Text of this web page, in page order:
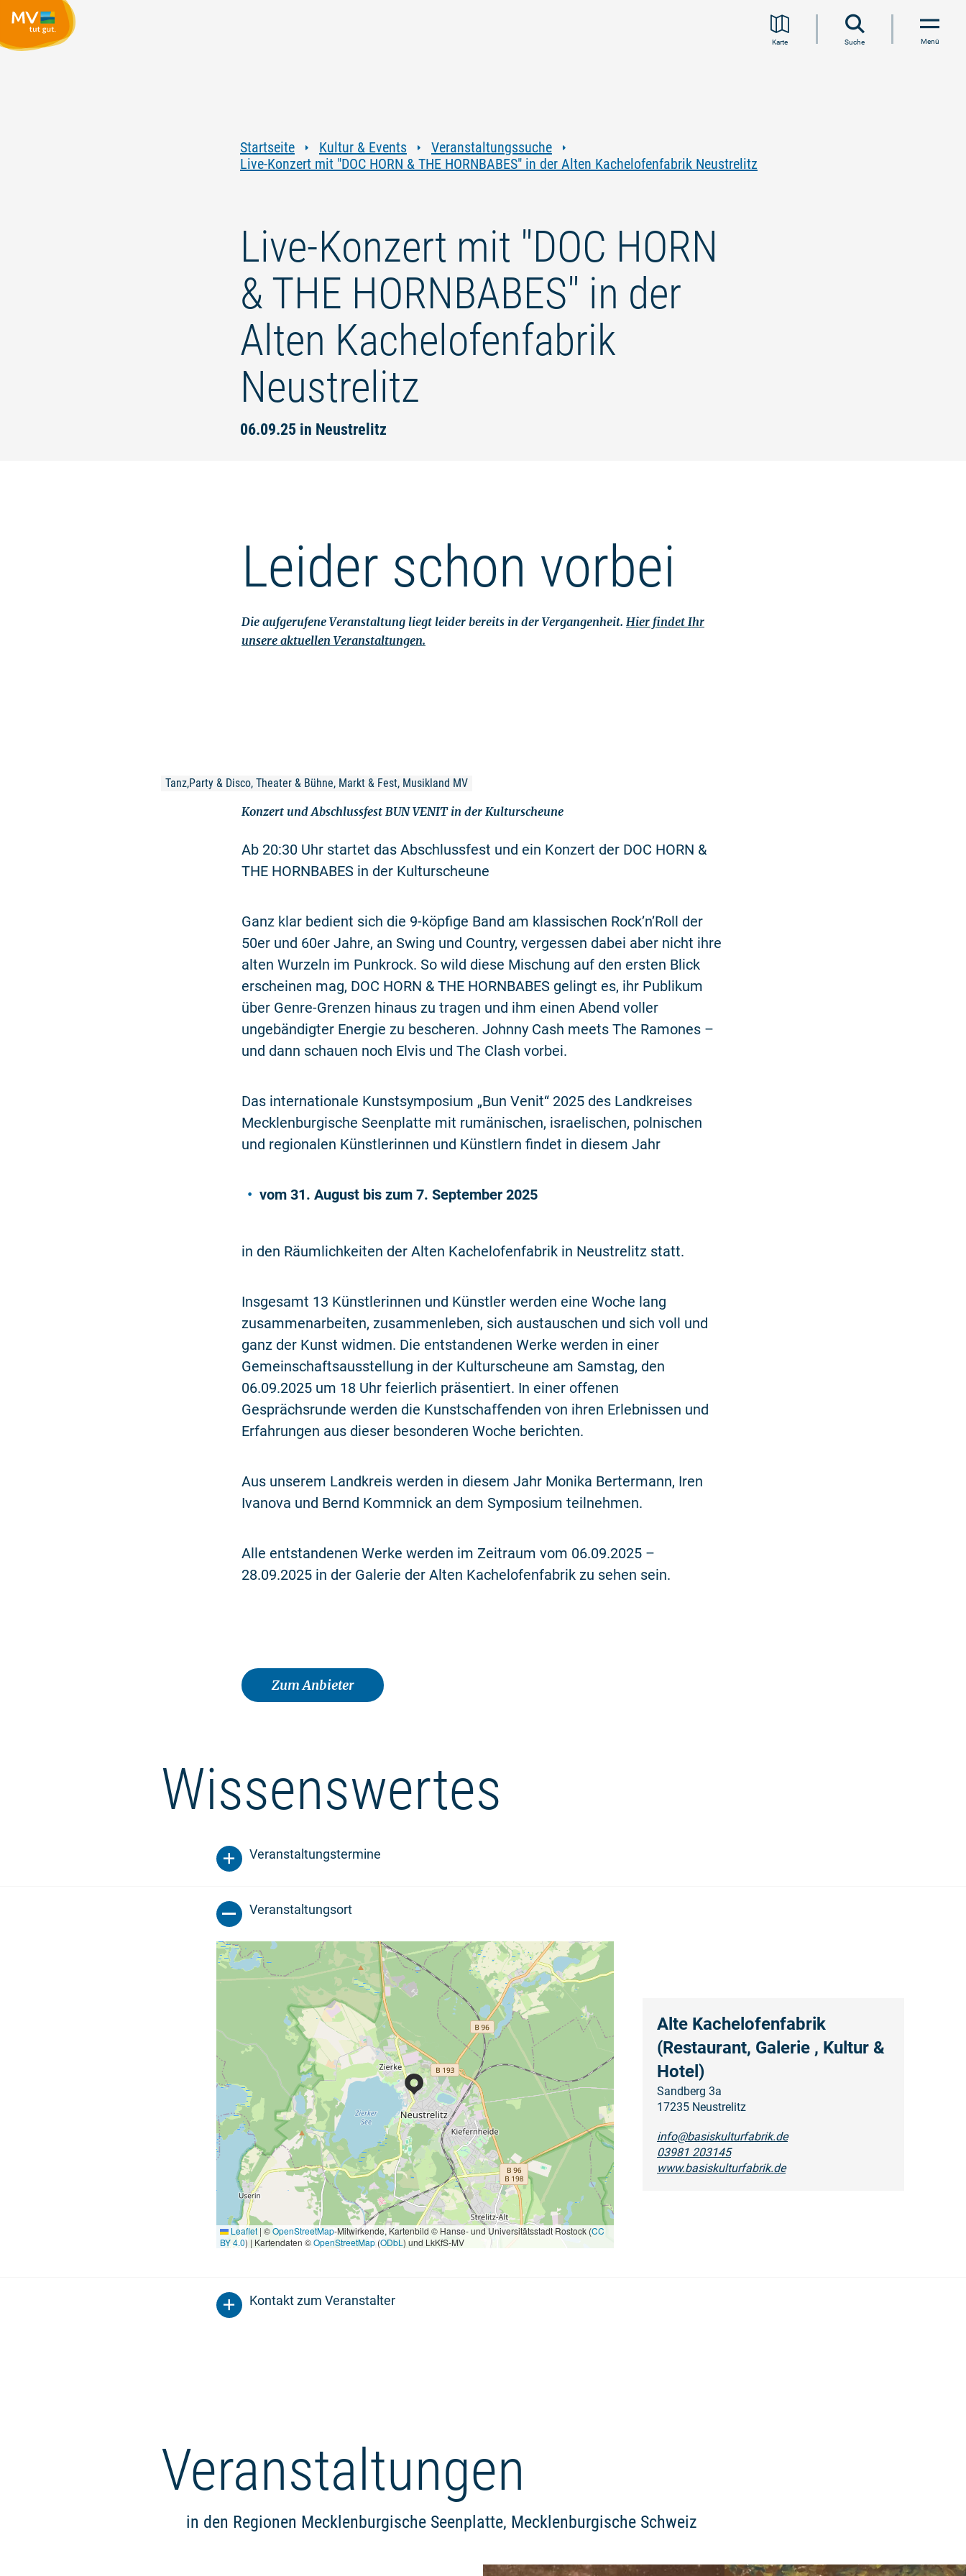
Karte Suche Menü
Startseite Kultur & Events
Veranstaltungssuche
Live-Konzert mit "DOC HORN & THE HORNBABES" in der Alten Kachelofenfabrik Neustrelitz
Live-Konzert mit "DOC HORN
& THE HORNBABES" in der
Alten Kachelofenfabrik
Neustrelitz
06.09.25 in Neustrelitz
Leider schon vorbei
Die aufgerufene Veranstaltung liegt leider bereits in der Vergangenheit. Hier findet Ihr
unsere aktuellen Veranstaltungen.
Tanz,Party & Disco, Theater & Bühne, Markt & Fest, Musikland MV
Konzert und Abschlussfest BUN VENIT in der Kulturscheune
Ab 20:30 Uhr startet das Abschlussfest und ein Konzert der DOC HORN &
THE HORNBABES in der Kulturscheune
Ganz klar bedient sich die 9-köpfige Band am klassischen Rock’n’Roll der
50er und 60er Jahre, an Swing und Country, vergessen dabei aber nicht ihre
alten Wurzeln im Punkrock. So wild diese Mischung auf den ersten Blick
erscheinen mag, DOC HORN & THE HORNBABES gelingt es, ihr Publikum
über Genre-Grenzen hinaus zu tragen und ihm einen Abend voller
ungebändigter Energie zu bescheren. Johnny Cash meets The Ramones –
und dann schauen noch Elvis und The Clash vorbei.
Das internationale Kunstsymposium „Bun Venit“ 2025 des Landkreises
Mecklenburgische Seenplatte mit rumänischen, israelischen, polnischen
und regionalen Künstlerinnen und Künstlern findet in diesem Jahr
vom 31. August bis zum 7. September 2025
in den Räumlichkeiten der Alten Kachelofenfabrik in Neustrelitz statt.
Insgesamt 13 Künstlerinnen und Künstler werden eine Woche lang
zusammenarbeiten, zusammenleben, sich austauschen und sich voll und
ganz der Kunst widmen. Die entstandenen Werke werden in einer
Gemeinschaftsausstellung in der Kulturscheune am Samstag, den
06.09.2025 um 18 Uhr feierlich präsentiert. In einer offenen
Gesprächsrunde werden die Kunstschaffenden von ihren Erlebnissen und
Erfahrungen aus dieser besonderen Woche berichten.
Aus unserem Landkreis werden in diesem Jahr Monika Bertermann, Iren
Ivanova und Bernd Kommnick an dem Symposium teilnehmen.
Alle entstandenen Werke werden im Zeitraum vom 06.09.2025 –
28.09.2025 in der Galerie der Alten Kachelofenfabrik zu sehen sein.
Zum Anbieter
Wissenswertes
Veranstaltungstermine
Veranstaltungsort
Leaflet | ©OpenStreetMap-Mitwirkende, Kartenbild © Hanse- und Universitätsstadt Rostock (CC
BY 4.0) | Kartendaten ©OpenStreetMap(ODbL ) und LkKfS-MV
Alte Kachelofenfabrik
(Restaurant, Galerie , Kultur &
Hotel)
Sandberg 3a
17235 Neustrelitz
info@basiskulturfabrik.de
03981 203145
www.basiskulturfabrik.de
Kontakt zum Veranstalter
Veranstaltungen
in den Regionen Mecklenburgische Seenplatte, Mecklenburgische Schweiz
Weiterlesen: "Unsere himmlische Geschichte